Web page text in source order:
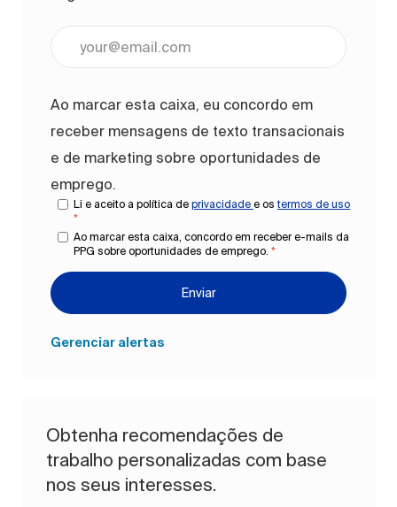
Ao marcar esta caixa, eu concordo em
receber mensagens de texto transacionais
e de marketing sobre oportunidades de
emprego.
Li e aceito a política de privacidade e ostermos de uso
*
Ao marcar esta caixa, concordo em receber e-mails da
PPG sobre oportunidades de emprego. *
Enviar
Gerenciar alertas
Obtenha recomendações de
trabalho personalizadas com base
nos seus interesses.